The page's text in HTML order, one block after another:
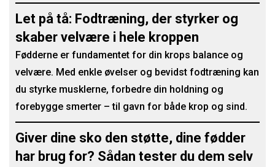
Let på tå: Fodtræning, der styrker og
skaber velvære i hele kroppen
Fødderne er fundamentet for din krops balance og
velvære. Med enkle øvelser og bevidst fodtræning kan
du styrke musklerne, forbedre din holdning og
forebygge smerter – til gavn for både krop og sind.
Giver dine sko den støtte, dine fødder
har brug for? Sådan tester du dem selv